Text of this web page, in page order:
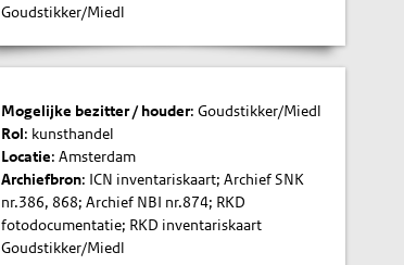
Goudstikker/Miedl
Mogelijke bezitter / houder: Goudstikker/Miedl
Rol: kunsthandel
Locatie: Amsterdam
Archiefbron: ICN inventariskaart; Archief SNK
nr.386, 868; Archief NBI nr.874; RKD
fotodocumentatie; RKD inventariskaart
Goudstikker/Miedl